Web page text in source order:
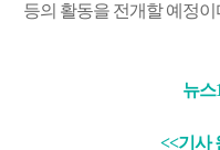
등의 활동을 전개할 예정이
뉴스
<<기사